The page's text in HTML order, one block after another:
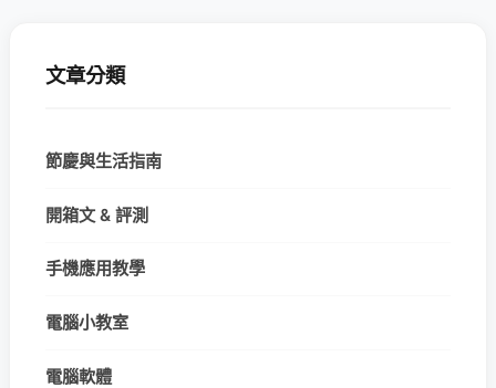
文章分類
節慶與生活指南
開箱文 & 評測
手機應用教學
電腦小教室
電腦軟體